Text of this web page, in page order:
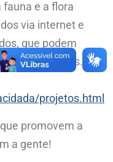
fauna e a flora
via internet e
que podem
e projetos.
projetos.html
promovem a
a gente!